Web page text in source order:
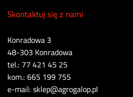
Skontaktuj się z nami
Konradowa 3
48-303 Konradowa
tel.: 77 421 45 25
kom.: 665 199 755
e-mail: sklep@agrogalop.pl